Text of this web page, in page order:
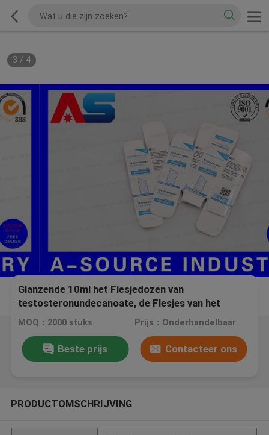
3 / 4
Glanzende 10ml het Flesjedozen van
testosteronundecanoate, de Flesjes van het
Geneeskundeglas met Kleurrijke Druk
MOQ：2000 stuks Prijs：Onderhandelbaar
Beste prijs Contacteer ons
PRODUCTOMSCHRIJVING